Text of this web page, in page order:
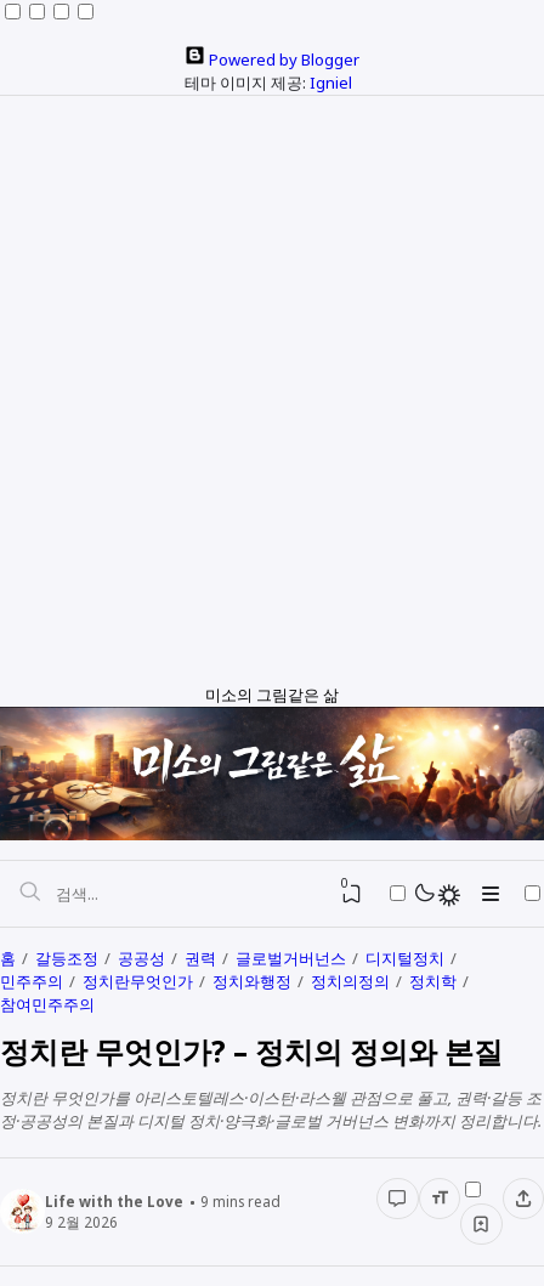
Powered by Blogger
테마 이미지 제공:Igniel
미소의 그림같은 삶
자본과 예산
정치와행정
다문화
SEO
생활정보
생각해보기
전래동화
우리동네이야기
STUDY
데이터관리
0
홈 갈등조정 공공성 권력 글로벌거버넌스
디지털정치
민주주의
정치란무엇인가 정치와행정 정치의정의
정치학
참여민주주의
정치란 무엇인가? – 정치의 정의와 본질
정치란 무엇인가를 아리스토텔레스·이스턴·라스웰 관점으로 풀고, 권력·갈등 조
정·공공성의 본질과 디지털 정치·양극화·글로벌 거버넌스 변화까지 정리합니다.
Life with the Love 9 mins read
9 2월 2026